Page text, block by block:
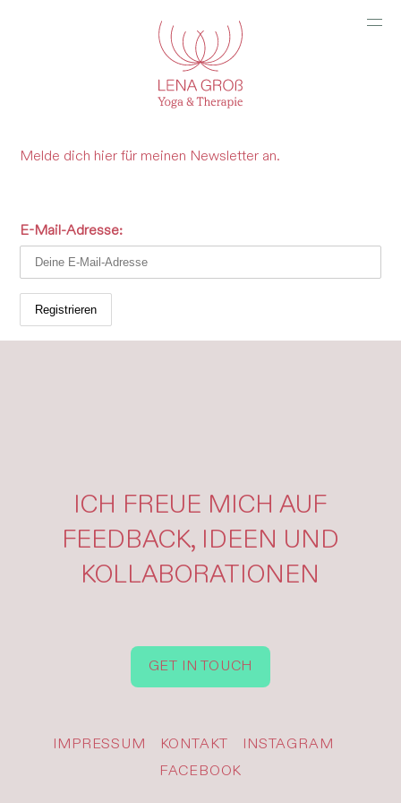
ANGEBOTE
WAS KOMMT
ÜBER MICH
Melde dich hier für meinen Newsletter an.
E-Mail-Adresse:
ICH FREUE MICH AUF
FEEDBACK, IDEEN UND
KOLLABORATIONEN
GET IN TOUCH
IMPRESSUM KONTAKT
INSTAGRAM
FACEBOOK